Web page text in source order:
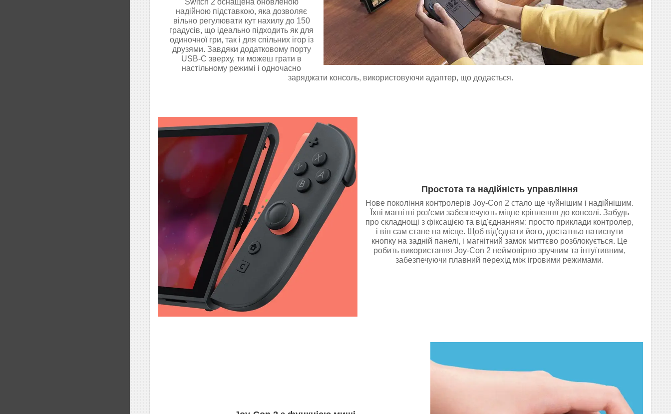
Switch 2 оснащена оновленою
надійною підставкою, яка дозволяє
вільно регулювати кут нахилу до 150
градусів, що ідеально підходить як для
одиночної гри, так і для спільних ігор із
друзями. Завдяки додатковому порту
USB-C зверху, ти можеш грати в
настільному режимі і одночасно
заряджати консоль, використовуючи адаптер, що додається.
Простота та надійність управління
Нове покоління контролерів Joy-Con 2 стало ще чуйнішим і надійнішим.
Їхні магнітні роз'єми забезпечують міцне кріплення до консолі. Забудь
про складнощі з фіксацією та від'єднанням: просто приклади контролер,
і він сам стане на місце. Щоб від'єднати його, достатньо натиснути
кнопку на задній панелі, і магнітний замок миттєво розблокується. Це
робить використання Joy-Con 2 неймовірно зручним та інтуїтивним,
забезпечуючи плавний перехід між ігровими режимами.